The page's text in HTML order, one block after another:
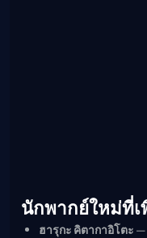
นักพากย์ใหม่ที่เ
ฮารุกะ คิตากาอิโตะ —